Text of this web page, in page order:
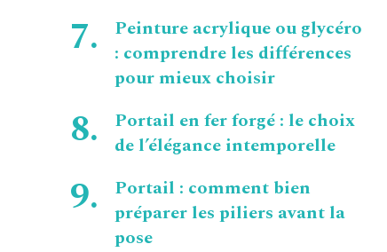
Peinture acrylique ou glycéro
: comprendre les différences
pour mieux choisir
Portail en fer forgé : le choix
de l’élégance intemporelle
Portail : comment bien
préparer les piliers avant la
pose